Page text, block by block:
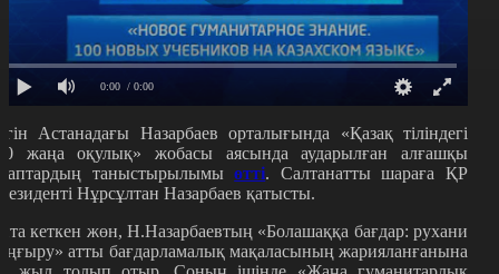
0:00 / 0:00
Астанадағы Назарбаев орталығында «Қазақ тіліндегі
жаңа оқулық» жобасы аясында аударылған алғашқы
таныстырылымыөтті. Салтанатты шараға ҚР
Нұрсұлтан Назарбаев қатысты.
кеткен жөн, Н.Назарбаевтың «Болашаққа бағдар: руxани
атты бағдарламалық мақаласының жарияланғанына